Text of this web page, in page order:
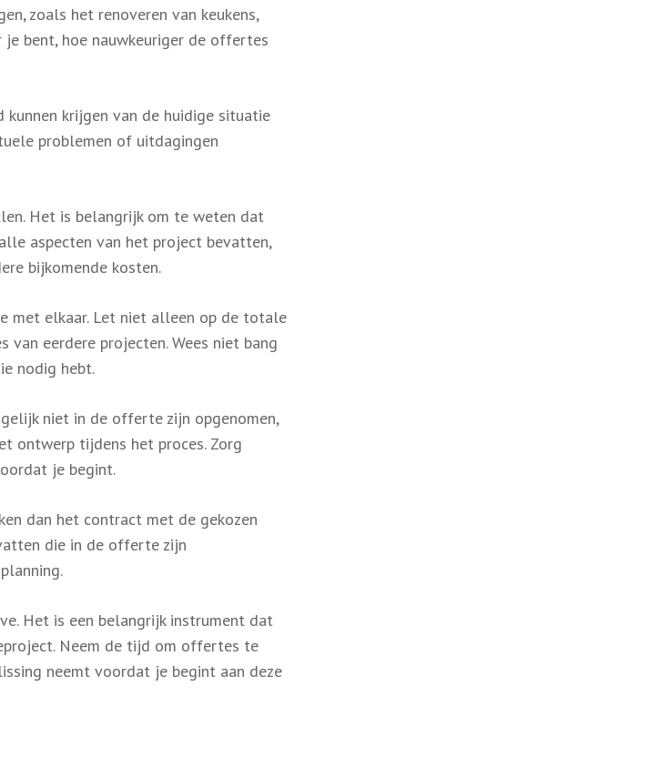
zoals het renoveren van keukens,
bent, hoe nauwkeuriger de offertes
kunnen krijgen van de huidige situatie
problemen of uitdagingen
Het is belangrijk om te weten dat
aspecten van het project bevatten,
bijkomende kosten.
met elkaar. Let niet alleen op de totale
eerdere projecten. Wees niet bang
nodig hebt.
niet in de offerte zijn opgenomen,
ontwerp tijdens het proces. Zorg
je begint.
dan het contract met de gekozen
die in de offerte zijn
Het is een belangrijk instrument dat
Neem de tijd om offertes te
neemt voordat je begint aan deze